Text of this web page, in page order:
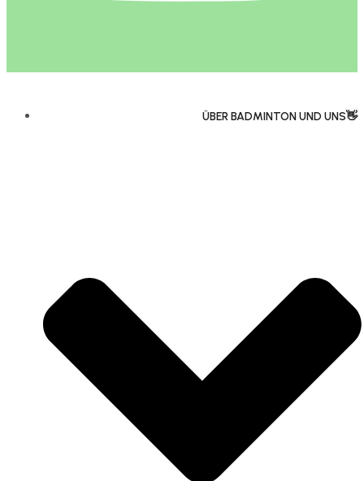
ÜBER BADMINTON UND UNS👋